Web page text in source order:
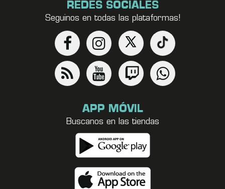
REDES SOCIALES
Seguinos en todas las plataformas!
APP MÓVIL
Buscanos en las tiendas